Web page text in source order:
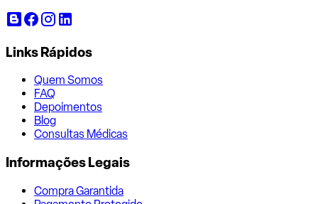
Links Rápidos
Quem Somos
FAQ
Depoimentos
Blog
Consultas Médicas
Informações Legais
Compra Garantida